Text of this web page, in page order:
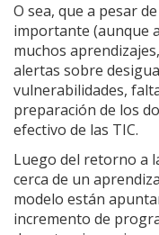
O sea, que a pesar
importante (aunque
muchos
alertas sobre
vulnerabilidades,
preparación de los
efectivo de las TIC.
Luego del retorno a
cerca de un
modelo están
incremento de